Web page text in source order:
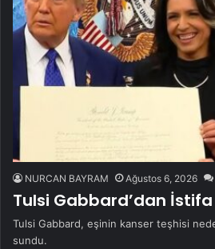
NURCAN BAYRAM Ağustos 6, 2026
Tulsi Gabbard’dan İstifa
Tulsi Gabbard, eşinin kanser teşhisi
sundu.